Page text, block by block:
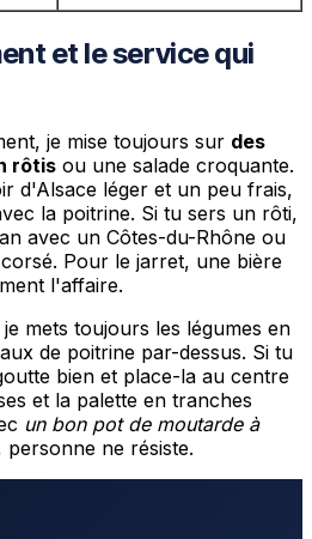
et le service qui
je mise toujours sur des
rôtis ou une salade croquante.
d'Alsace léger et un peu frais,
la poitrine. Si tu sers un rôti,
avec un Côtes-du-Rhône ou
Pour le jarret, une bière
l'affaire.
mets toujours les légumes en
de poitrine par-dessus. Si tu
bien et place-la au centre
et la palette en tranches
un bon pot de moutarde à
ne résiste.